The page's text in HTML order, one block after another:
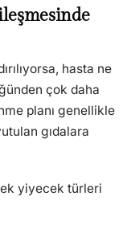
hasta ne
çok daha
planı genellikle
gıdalara
yiyecek türleri